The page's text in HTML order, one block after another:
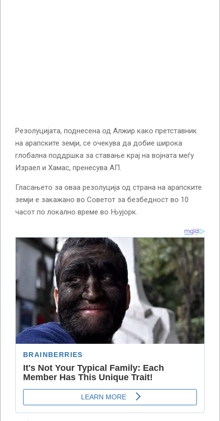
Резолуцијата, поднесена од Алжир како претставник
на арапските земји, се очекува да добие широка
глобална поддршка за ставање крај на војната меѓу
Израел и Хамас, пренесува АП.
Гласањето за оваа резолуција од страна на арапските
земји е закажано во Советот за безбедност во 10
часот по локално време во Њујорк.